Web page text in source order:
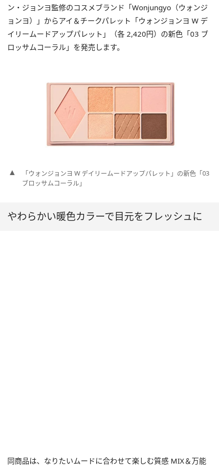
ン・ジョンヨ監修のコスメブランド「Wonjungyo（ウォンジ
ョンヨ）」からアイ＆チークパレット「ウォンジョンヨ W デ
イリームードアップパレット」（各 2,420円）の新色「03 ブ
ロッサムコーラル」を発売します。
「ウォンジョンヨ W デイリームードアップパレット」の新色「03
ブロッサムコーラル」
やわらかい暖色カラーで目元をフレッシュに
同商品は、なりたいムードに合わせて楽しむ質感 MIX＆万能